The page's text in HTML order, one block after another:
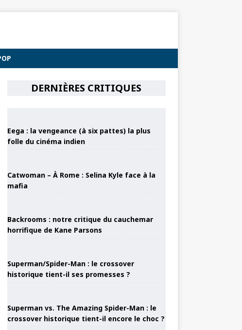
DERNIÈRES CRITIQUES
Eega : la vengeance (à six pattes) la plus
folle du cinéma indien
Catwoman – À Rome : Selina Kyle face à la
mafia
Backrooms : notre critique du cauchemar
horrifique de Kane Parsons
Superman/Spider-Man : le crossover
historique tient-il ses promesses ?
Superman vs. The Amazing Spider-Man : le
crossover historique tient-il encore le choc ?